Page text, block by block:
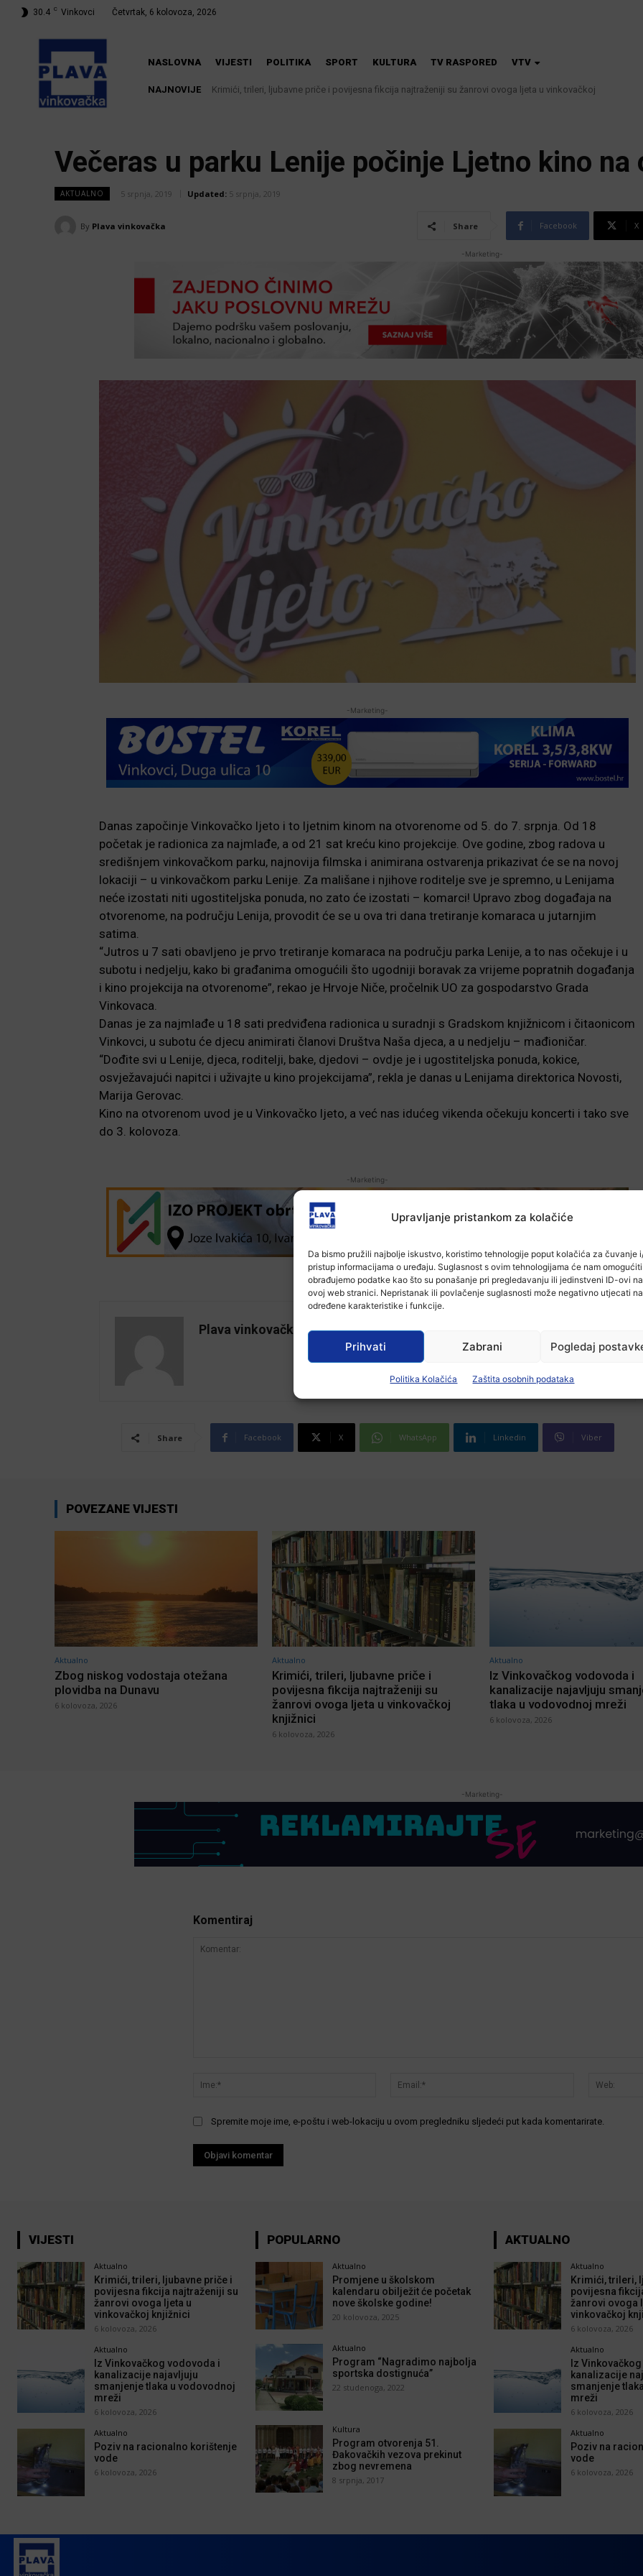
Upravljanje pristankom za kolačiće
Da bismo pružili najbolje iskustvo, koristimo tehnologije poput kolačića za čuvanje
pristup informacijama o uređaju. Suglasnost s ovim tehnologijama će nam
obrađujemo podatke kao što su ponašanje pri pregledavanju ili jedinstveni ID-ovi na
ovoj web stranici. Nepristanak ili povlačenje suglasnosti može negativno utjecati na
određene karakteristike i funkcije.
Prihvati Zabrani Pogledaj
Politika Kolačića Zaštita osobnih podataka
30.4 C Vinkovci Četvrtak, 6 kolovoza, 2026
NASLOVNA VIJESTI POLITIKA SPORT KULTURA TV RASPORED VTV
NAJNOVIJE
Krimići, trileri, ljubavne priče i povijesna fikcija najtraženiji su žanrovi ovoga ljeta u vinkovačkoj
Večeras u parku Lenije počinje Ljetno kino na
AKTUALNO 5 srpnja, 2019 Updated: 5 srpnja, 2019
By Plava vinkovačka Share Facebook X
-Marketing-
-Marketing-
Danas započinje Vinkovačko ljeto i to ljetnim kinom na otvorenome od 5. do 7. srpnja. Od 18
početak je radionica za najmlađe, a od 21 sat kreću kino projekcije. Ove godine, zbog radova u
središnjem vinkovačkom parku, najnovija filmska i animirana ostvarenja prikazivat će se na novoj
lokaciji – u vinkovačkom parku Lenije. Za mališane i njihove roditelje sve je spremno, u Lenijama
neće izostati niti ugostiteljska ponuda, no zato će izostati – komarci! Upravo zbog događaja na
otvorenome, na području Lenija, provodit će se u ova tri dana tretiranje komaraca u jutarnjim
satima.
“Jutros u 7 sati obavljeno je prvo tretiranje komaraca na području parka Lenije, a to nas očekuje i u
subotu i nedjelju, kako bi građanima omogućili što ugodniji boravak za vrijeme popratnih događanja
i kino projekcija na otvorenome”, rekao je Hrvoje Niče, pročelnik UO za gospodarstvo Grada
Vinkovaca.
Danas je za najmlađe u 18 sati predviđena radionica u suradnji s Gradskom knjižnicom i čitaonicom
Vinkovci, u subotu će djecu animirati članovi Društva Naša djeca, a u nedjelju – mađioničar.
“Dođite svi u Lenije, djeca, roditelji, bake, djedovi – ovdje je i ugostiteljska ponuda, kokice,
osvježavajući napitci i uživajte u kino projekcijama”, rekla je danas u Lenijama direktorica Novosti,
Marija Gerovac.
Kino na otvorenom uvod je u Vinkovačko ljeto, a već nas idućeg vikenda očekuju koncerti i tako sve
do 3. kolovoza.
-Marketing-
Plava vinkovačka
Share Facebook X WhatsApp Linkedin Viber
POVEZANE VIJESTI
Aktualno
Zbog niskog vodostaja otežana
plovidba na Dunavu
6 kolovoza, 2026
Aktualno
Krimići, trileri, ljubavne priče i
povijesna fikcija najtraženiji su
žanrovi ovoga ljeta u vinkovačkoj
knjižnici
6 kolovoza, 2026
Aktualno
Iz Vinkovačkog vodovoda i
kanalizacije najavljuju
tlaka u vodovodnoj mreži
6 kolovoza, 2026
-Marketing-
Komentiraj
Ime:*
Email:*
Spremite moje ime, e-poštu i web-lokaciju u ovom pregledniku sljedeći put kada komentarirate.
VIJESTI
Aktualno
Krimići, trileri, ljubavne priče i
povijesna fikcija najtraženiji su
žanrovi ovoga ljeta u
vinkovačkoj knjižnici
6 kolovoza, 2026
Aktualno
Iz Vinkovačkog vodovoda i
kanalizacije najavljuju
smanjenje tlaka u vodovodnoj
mreži
6 kolovoza, 2026
Aktualno
Poziv na racionalno korištenje
vode
6 kolovoza, 2026
POPULARNO
Aktualno
Promjene u školskom
kalendaru obilježit će početak
nove školske godine!
20 kolovoza, 2025
Aktualno
Program “Nagradimo najbolja
sportska dostignuća”
22 studenoga, 2022
Kultura
Program otvorenja 51.
Đakovačkih vezova prekinut
zbog nevremena
8 srpnja, 2017
AKTUALNO
Aktualno
Krimići, trileri,
povijesna
žanrovi ovoga
vinkovačkoj
6 kolovoza, 2026
Aktualno
Iz
kanalizacije
smanjenje
mreži
6 kolovoza, 2026
Aktualno
Poziv na
vode
6 kolovoza, 2026